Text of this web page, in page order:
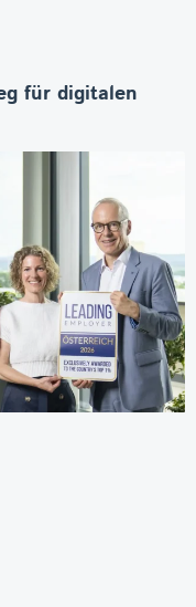
für digitalen